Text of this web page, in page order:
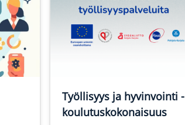
Työllisyys ja hyvinvointi -
koulutuskokonaisuus